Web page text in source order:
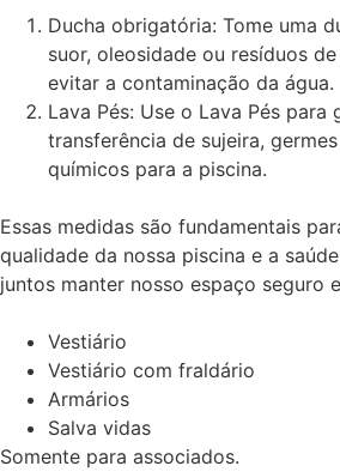
Ducha obrigatória: Tome uma
suor, oleosidade ou resíduos
evitar a contaminação da água.
Lava Pés: Use o Lava Pés para
transferência de sujeira,
químicos para a piscina.
Essas medidas são fundamentais
qualidade da nossa piscina e a
juntos manter nosso espaço seguro
Vestiário
Vestiário com fraldário
Armários
Salva vidas
Somente para associados.